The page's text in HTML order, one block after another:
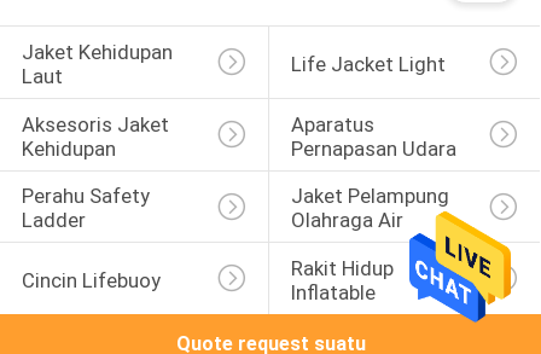
Jaket Kehidupan
Laut
Life Jacket Light
Aksesoris Jaket
Kehidupan
Aparatus
Pernapasan Udara
Perahu Safety
Ladder
Jaket Pelampung
Olahraga Air
Cincin Lifebuoy
Rakit Hidup
Inflatable
Quote request suatu